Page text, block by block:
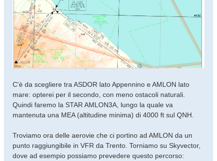
C'è da scegliere tra ASDOR lato Appennino e AMLON lato
mare: opterei per il secondo, con meno ostacoli naturali.
Quindi faremo la STAR AMLON3A, lungo la quale va
mantenuta una MEA (altitudine minima) di 4000 ft sul QNH.
Troviamo ora delle aerovie che ci portino ad AMLON da un
punto raggiungibile in VFR da Trento. Torniamo su Skyvector,
dove ad esempio possiamo prevedere questo percorso: